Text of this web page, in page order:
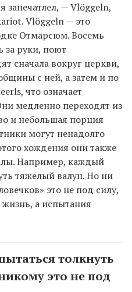
запечатлел, — Vlöggeln,
Vlöggeln — это
Отмарсюм. Восемь
за руки, поют
сначала вокруг церкви,
с ней, а затем и по
что означает
медленно переходят из
и небольшая порция
могут ненадолго
хождения они также
Например, каждый
тяжелый валун. Но ни
это не под силу,
а испытания
толкнуть
это не под